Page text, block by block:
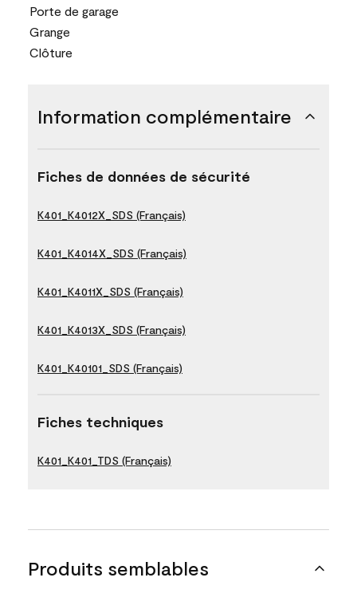
Porte de garage
Grange
Clôture
Information complémentaire
Fiches de données de sécurité
K401_K4012X_SDS (Français)
K401_K4014X_SDS (Français)
K401_K4011X_SDS (Français)
K401_K4013X_SDS (Français)
K401_K40101_SDS (Français)
Fiches techniques
K401_K401_TDS (Français)
Produits semblables